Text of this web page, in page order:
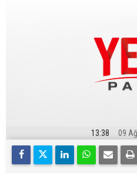
13:38 09